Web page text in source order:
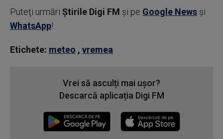
Puteţi urmări Știrile Digi FM şi pe Google News şi
WhatsApp!
Etichete: meteo , vremea
Vrei să asculți mai ușor?
Descarcă aplicația Digi FM